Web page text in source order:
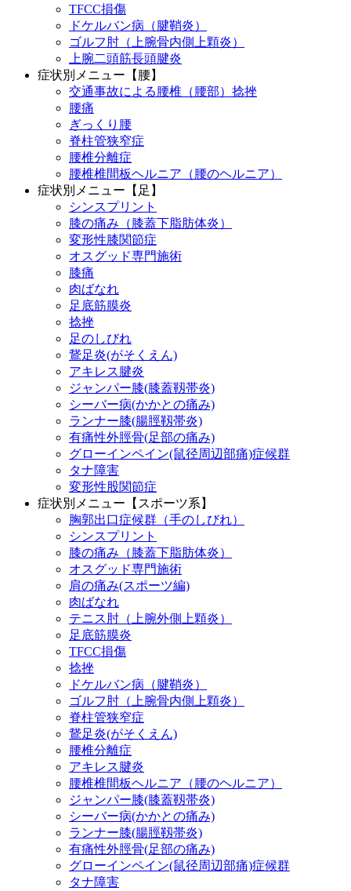
TFCC損傷
ドケルバン病（腱鞘炎）
ゴルフ肘（上腕骨内側上顆炎）
上腕二頭筋長頭腱炎
症状別メニュー【腰】
交通事故による腰椎（腰部）捻挫
腰痛
ぎっくり腰
脊柱管狭窄症
腰椎分離症
腰椎椎間板ヘルニア（腰のヘルニア）
症状別メニュー【足】
シンスプリント
膝の痛み（膝蓋下脂肪体炎）
変形性膝関節症
オスグッド専門施術
膝痛
肉ばなれ
足底筋膜炎
捻挫
足のしびれ
鵞足炎(がそくえん)
アキレス腱炎
ジャンパー膝(膝蓋靱帯炎)
シーバー病(かかとの痛み)
ランナー膝(腸脛靱帯炎)
有痛性外脛骨(足部の痛み)
グローインペイン(鼠径周辺部痛)症候群
タナ障害
変形性股関節症
症状別メニュー【スポーツ系】
胸郭出口症候群（手のしびれ）
シンスプリント
膝の痛み（膝蓋下脂肪体炎）
オスグッド専門施術
肩の痛み(スポーツ編)
肉ばなれ
テニス肘（上腕外側上顆炎）
足底筋膜炎
TFCC損傷
捻挫
ドケルバン病（腱鞘炎）
ゴルフ肘（上腕骨内側上顆炎）
脊柱管狭窄症
鵞足炎(がそくえん)
腰椎分離症
アキレス腱炎
腰椎椎間板ヘルニア（腰のヘルニア）
ジャンパー膝(膝蓋靱帯炎)
シーバー病(かかとの痛み)
ランナー膝(腸脛靱帯炎)
有痛性外脛骨(足部の痛み)
グローインペイン(鼠径周辺部痛)症候群
タナ障害